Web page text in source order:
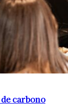
carbono